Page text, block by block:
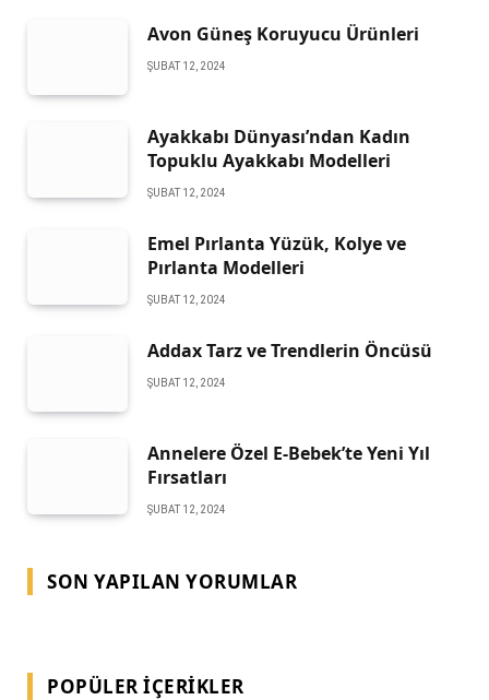
Avon Güneş Koruyucu Ürünleri
ŞUBAT 12, 2024
Ayakkabı Dünyası’ndan Kadın
Topuklu Ayakkabı Modelleri
ŞUBAT 12, 2024
Emel Pırlanta Yüzük, Kolye ve
Pırlanta Modelleri
ŞUBAT 12, 2024
Addax Tarz ve Trendlerin Öncüsü
ŞUBAT 12, 2024
Annelere Özel E-Bebek’te Yeni Yıl
Fırsatları
ŞUBAT 12, 2024
SON YAPILAN YORUMLAR
POPÜLER İÇERIKLER